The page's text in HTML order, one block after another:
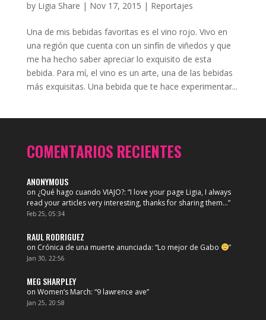
by Ligia Share | Nov 17, 2015 | Reportajes
Una de mis bebidas favoritas es el vino rojo. Vivo en
una región que cuenta con un sinfín de viñedos y que
me ha hecho saber apreciar lo exquisito de esta
bebida. Para mí, el vino es un arte, una de las bebidas
más exquisitas. Una bebida que te hace experimentar...
COMENTARIOS RECIENTES
ANONYMOUS
on ¿Qué hago cuando VIAJO?: “I love your page Ligia, I always
read your articles very interesting, thanks for sharing them…”
Feb 25, 05:34
RAUL RODRIGUEZ
on Crónica de una muerte anunciada: “Lo mejor de Gabo ”
Jan 30, 22:56
MEG SHARPLEY
on Women’s March: “9 lawrence ave”
Jan 25, 20:58